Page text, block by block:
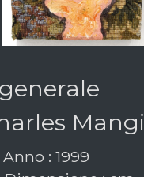
Anno : 1999